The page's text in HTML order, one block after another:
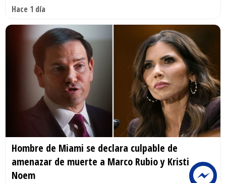
Hace 1 día
Hombre de Miami se declara culpable de
amenazar de muerte a Marco Rubio y Kristi
Noem